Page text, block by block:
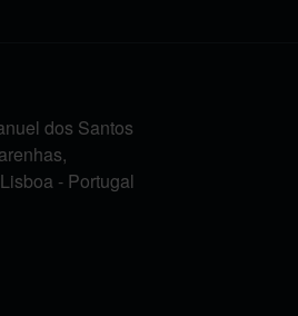
dos Santos
- Portugal